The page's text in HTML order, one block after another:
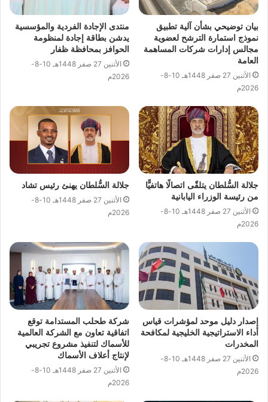
بيان توضيحي بشأن آلية تطبيق
نموذج استمارة الترشح لعضوية
مجالس إدارات شركات المساهمة
العامة
الأثنين 27 صفر 1448هـ 10-8-
2026م
منتدى الإجادة الفردية والمؤسسية
يدشن بطاقة إجادة لمنظومة
الحوافز بمحافظة ظفار
الأثنين 27 صفر 1448هـ 10-8-
2026م
جلالة السُّلطان يتلقّى اتصالًا هاتفيًّا
من رئيسة الوزراء اليابانية
الأثنين 27 صفر 1448هـ 10-8-
2026م
جلالة السُّلطان يهنئ رئيس تشاد
الأثنين 27 صفر 1448هـ 10-8-
2026م
إصدار دليل موحد لمؤشرات قياس
أداء الاستراتيجية الخليجية لمكافحة
المخدرات
الأثنين 27 صفر 1448هـ 10-8-
2026م
شركة طحلب المستدامة توقع
اتفاقية تعاون مع الشركة العالمية
للأسماك لتنفيذ مشروع تجريبي
لإنتاج أعلاف الأسماك
الأثنين 27 صفر 1448هـ 10-8-
2026م